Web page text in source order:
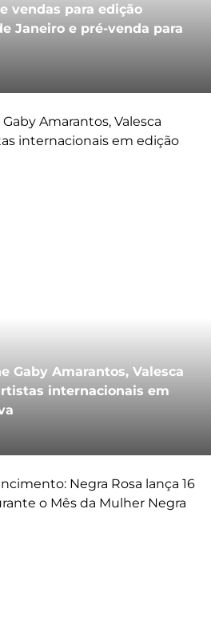
vendas para edição
Janeiro e pré-venda para
Gaby Amarantos, Valesca
internacionais em